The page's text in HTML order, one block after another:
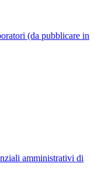
(da pubblicare in
amministrativi di